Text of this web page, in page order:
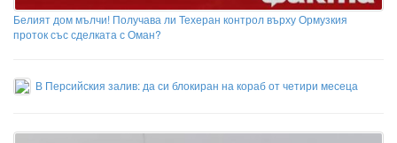
Белият дом мълчи! Получава ли Техеран контрол върху Ормузкия
проток със сделката с Оман?
В Персийския залив: да си блокиран на кораб от четири месеца